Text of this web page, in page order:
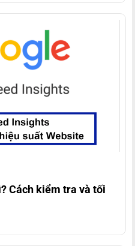
Cách kiểm tra và tối